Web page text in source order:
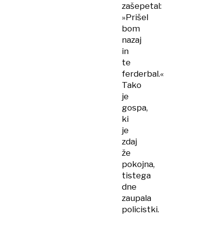
zašepetal:
»Prišel
bom
nazaj
in
te
ferderbal.«
Tako
je
gospa,
ki
je
zdaj
že
pokojna,
tistega
dne
zaupala
policistki.